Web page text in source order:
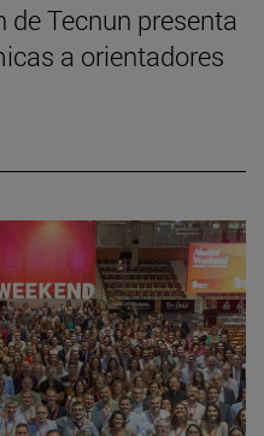
de Tecnun presenta
a orientadores